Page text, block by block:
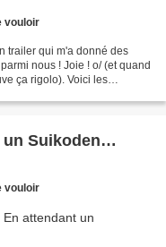
vouloir
trailer qui m'a donné des
nous ! Joie ! o/ (et quand
ça rigolo). Voici les
un Suikoden…
vouloir